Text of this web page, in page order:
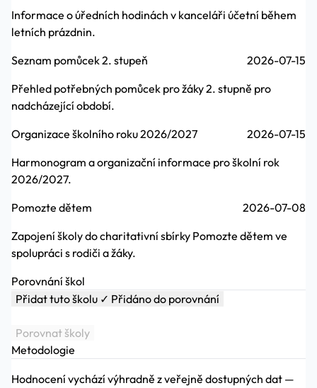
Informace o úředních hodinách v kanceláři účetní během
letních prázdnin.
Seznam pomůcek 2. stupeň
2026-07-15
Přehled potřebných pomůcek pro žáky 2. stupně pro
nadcházející období.
Organizace školního roku 2026/2027
2026-07-15
Harmonogram a organizační informace pro školní rok
2026/2027.
Pomozte dětem
2026-07-08
Zapojení školy do charitativní sbírky Pomozte dětem ve
spolupráci s rodiči a žáky.
Porovnání škol
Přidat tuto školu ✓ Přidáno do porovnání
Porovnat školy
Metodologie
Hodnocení vychází výhradně z veřejně dostupných dat —